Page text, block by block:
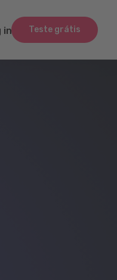
Teste grátis
in